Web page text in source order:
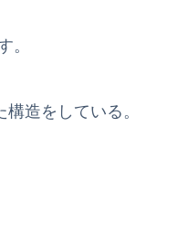
。
造をしている。